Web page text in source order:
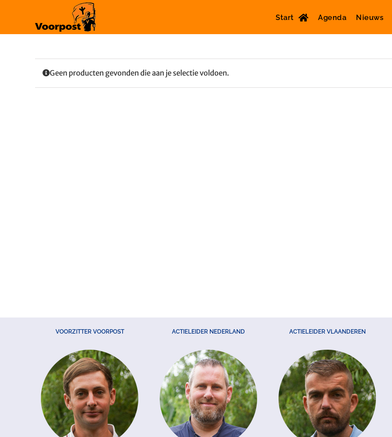
Start Agenda Nieuws
Geen producten gevonden die aan je selectie voldoen.
VOORZITTER VOORPOST ACTIELEIDER NEDERLAND ACTIELEIDER VLAANDEREN